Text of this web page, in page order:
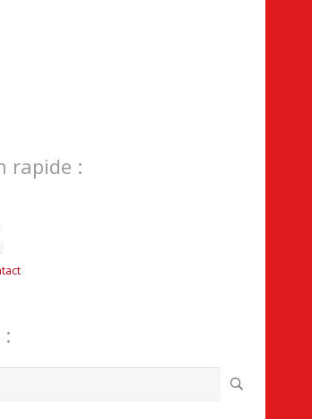
rapide :